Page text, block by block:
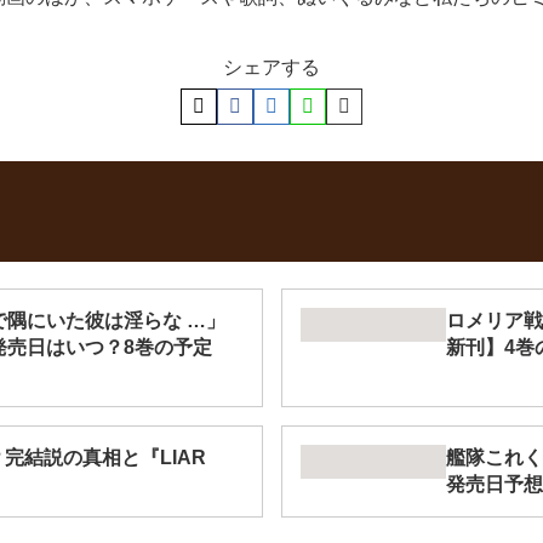
シェアする
にいた彼は淫らな …」
日はいつ？8巻の予定
ロメリア
新刊】4巻
結説の真相と『LIAR
艦隊これ
発売日予